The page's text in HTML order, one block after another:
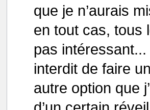
que je n’aurais
en tout cas, tous
pas intéressant...
interdit de faire
autre option que